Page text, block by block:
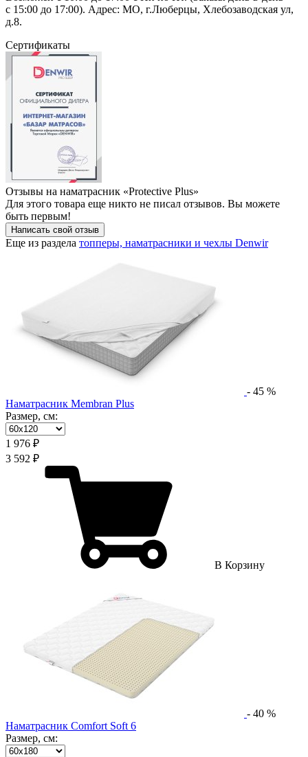
с 15:00 до 17:00). Адрес: МО, г.Люберцы, Хлебозаводская ул,
д.8.
Сертификаты
Отзывы на наматрасник «Protective Plus»
Для этого товара еще никто не писал отзывов. Вы можете
быть первым!
Написать свой отзыв
Еще из раздела топперы, наматрасники и чехлы Denwir
- 45 %
Наматрасник Membran Plus
Размер, см:
1 976 ₽
3 592 ₽
В Корзину
- 40 %
Наматрасник Comfort Soft 6
Размер, см: